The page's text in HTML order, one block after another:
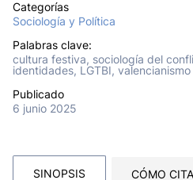
Categorías
Sociología y Política
Palabras clave:
cultura festiva, sociología del
identidades, LGTBI, valencianismo
Publicado
6 junio 2025
SINOPSIS CÓMO